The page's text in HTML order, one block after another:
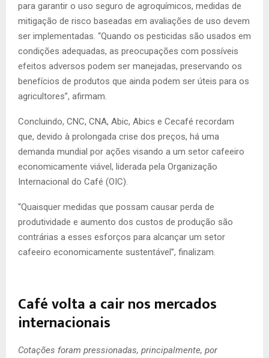
para garantir o uso seguro de agroquímicos, medidas de
mitigação de risco baseadas em avaliações de uso devem
ser implementadas. “Quando os pesticidas são usados em
condições adequadas, as preocupações com possíveis
efeitos adversos podem ser manejadas, preservando os
benefícios de produtos que ainda podem ser úteis para os
agricultores”, afirmam.
Concluindo, CNC, CNA, Abic, Abics e Cecafé recordam
que, devido à prolongada crise dos preços, há uma
demanda mundial por ações visando a um setor cafeeiro
economicamente viável, liderada pela Organização
Internacional do Café (OIC).
“Quaisquer medidas que possam causar perda de
produtividade e aumento dos custos de produção são
contrárias a esses esforços para alcançar um setor
cafeeiro economicamente sustentável”, finalizam.
Café volta a cair nos mercados
internacionais
Cotações foram pressionadas, principalmente, por